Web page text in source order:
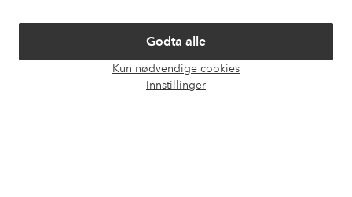
Godta alle
Kun nødvendige cookies
Innstillinger